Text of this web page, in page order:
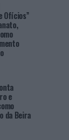
Ofícios”
e
da Beira